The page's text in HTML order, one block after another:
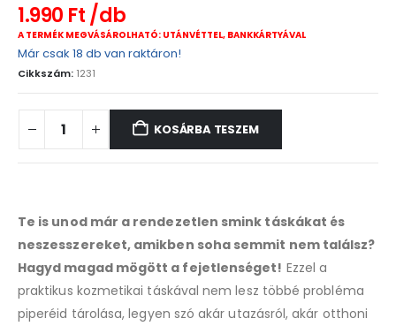
1.990 Ft
A TERMÉK MEGVÁSÁROLHATÓ: UTÁNVÉTTEL, BANKKÁRTYÁVAL
Már csak 18 db van raktáron!
Cikkszám: 1231
KOSÁRBA TESZEM
Te is unod már a rendezetlen smink táskákat és
neszesszereket, amikben soha semmit nem találsz?
Hagyd magad mögött a fejetlenséget! Ezzel a
praktikus kozmetikai táskával nem lesz többé probléma
piperéid tárolása, legyen szó akár utazásról, akár otthoni